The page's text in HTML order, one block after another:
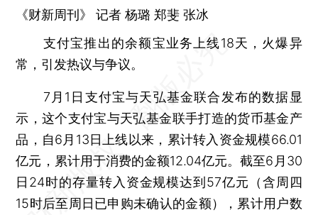
《财新周刊》 记者 杨璐 郑斐张冰
支付宝推出的余额宝业务上线18天，火爆异
常，引发热议与争议。
7月1日支付宝与天弘基金联合发布的数据显
示，这个支付宝与天弘基金联手打造的货币基金产
品，自6月13日上线以来，累计转入资金规模66.01
亿元，累计用于消费的金额12.04亿元。截至6月30
日24时的存量转入资金规模达到57亿元（含周四
15时后至周日已申购未确认的金额），累计用户数